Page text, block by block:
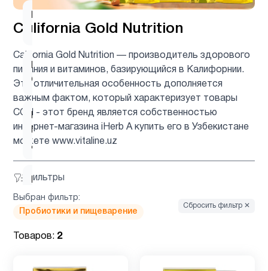
California Gold Nutrition
California Gold Nutrition — производитель здорового
питания и витаминов, базирующийся в Калифорнии.
Эта отличительная особенность дополняется
важным фактом, который характеризует товары
CGN - этот бренд является собственностью
интернет-магазина iHerb А купить его в Узбекистане
можете www.vitaline.uz
Фильтры
Витамин
C
5
Витамин
D для
детей
4
Витамин
д3
Гинкго
Выбран фильтр:
Пробиотики и пищеварение
Сбросить фильтр ✕
Товаров: 2